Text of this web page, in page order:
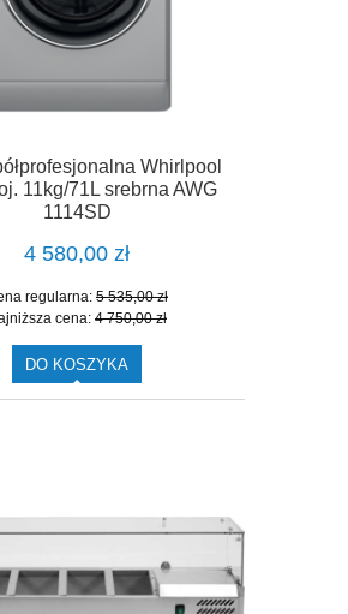
Whirlpool
11kg/71L srebrna AWG
1114SD
4 580,00 zł
regularna: 5 535,00 zł
cena: 4 750,00 zł
DO KOSZYKA